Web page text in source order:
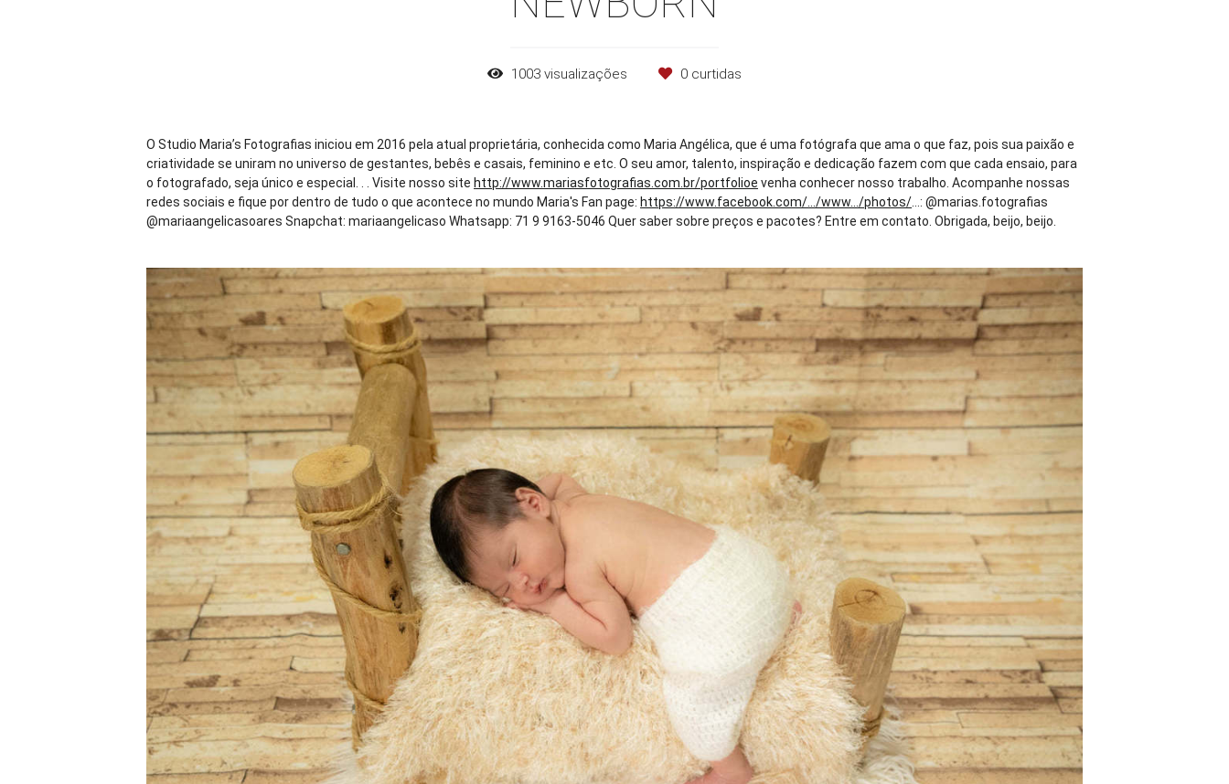
1003 visualizações 0 curtidas
O Studio Maria’s Fotografias iniciou em 2016 pela atual proprietária, conhecida como Maria Angélica, que é uma fotógrafa que ama o que faz, pois sua paixão e
criatividade se uniram no universo de gestantes, bebês e casais, feminino e etc. O seu amor, talento, inspiração e dedicação fazem com que cada ensaio, para
o fotografado, seja único e especial. . . Visite nosso site http://www.mariasfotografias.com.br/portfolioe venha conhecer nosso trabalho. Acompanhe nossas
redes sociais e fique por dentro de tudo o que acontece no mundo Maria's Fan page: https://www.facebook.com/.../www.../photos/ ...: @marias.fotografias
@mariaangelicasoares Snapchat: mariaangelicaso Whatsapp: 71 9 9163-5046 Quer saber sobre preços e pacotes? Entre em contato. Obrigada, beijo, beijo.